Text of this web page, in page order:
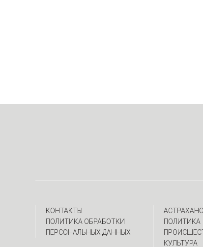
КОНТАКТЫ
ПОЛИТИКА ОБРАБОТКИ
ПЕРСОНАЛЬНЫХ ДАННЫХ
ПОЛИТИКА
КУЛЬТУРА